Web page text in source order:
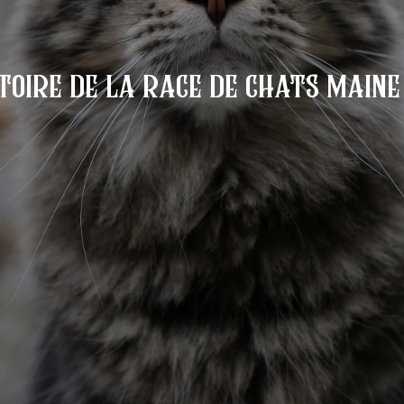
de la race de chats maine